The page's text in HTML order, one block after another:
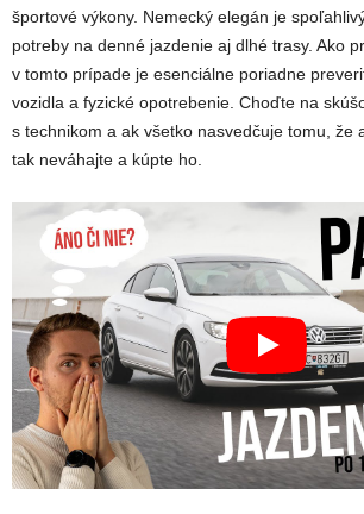
športové výkony. Nemecký elegán je
potreby na denné jazdenie aj dlhé trasy. Ako
v tomto prípade je esenciálne poriadne
vozidla a fyzické opotrebenie. Choďte na
s technikom a ak všetko nasvedčuje tomu, že
tak neváhajte a kúpte ho.